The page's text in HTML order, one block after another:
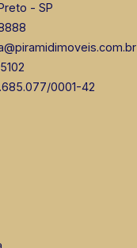
- SP
0001-42